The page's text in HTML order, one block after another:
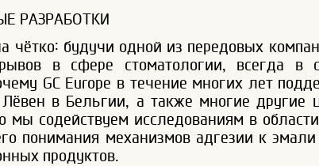
РАЗРАБОТКИ
чётко: будучи одной из передовых
в сфере стоматологии, всегда в
GC Europe в течение многих лет
Лёвен в Бельгии, а также многие
содействуем исследованиям в
понимания механизмов адгезии к
продуктов.